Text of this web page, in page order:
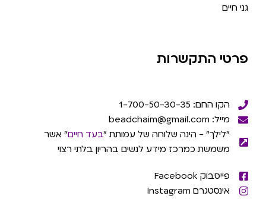
גני חיים
פרטי התקשרות
הקו החם: 1-700-50-30-35
מייל: beadchaim@gmail.com
"לילך" - הינה שלוחה של עמותת "בעד חיים" אשר
משמשת כמרכז מידע לנשים בהריון בלתי רצוי
פייסבוק Facebook
אינסטגרם Instagram